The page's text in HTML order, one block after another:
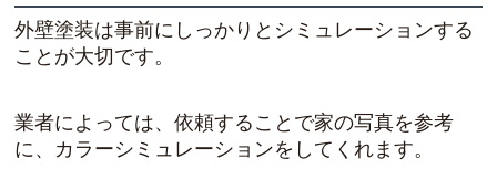
外壁塗装は事前にしっかりとシミュレーションする
ことが大切です。
業者によっては、依頼することで家の写真を参考
に、カラーシミュレーションをしてくれます。